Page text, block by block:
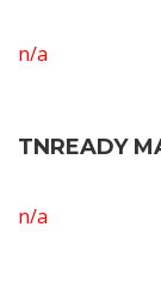
n/a
TNREADY
n/a